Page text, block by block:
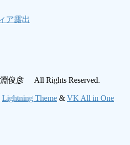
ア露出
俊彦 All Rights Reserved.
Lightning Theme & VK All in One